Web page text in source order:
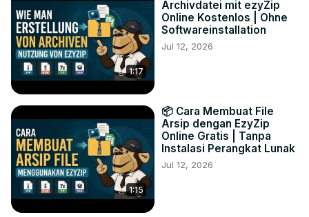
1:17
Archivdatei mit ezyZip
Online Kostenlos | Ohne
Softwareinstallation
Jul 12, 2026
1:15
📦 Cara Membuat File
Arsip dengan EzyZip
Online Gratis | Tanpa
Instalasi Perangkat Lunak
Jul 12, 2026